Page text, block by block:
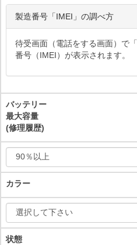
製造番号「IMEI」の調べ方
待受画面（電話をする画面）で「
番号（IMEI）が表示されます。
バッテリー
最大容量
(修理履歴)
カラー
状態